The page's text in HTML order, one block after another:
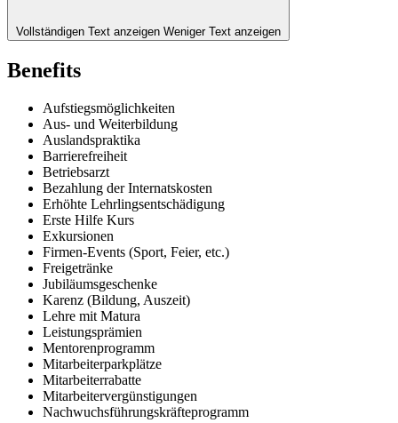
Vollständigen Text anzeigen Weniger Text anzeigen
Benefits
Aufstiegsmöglichkeiten
Aus- und Weiterbildung
Auslandspraktika
Barrierefreiheit
Betriebsarzt
Bezahlung der Internatskosten
Erhöhte Lehrlingsentschädigung
Erste Hilfe Kurs
Exkursionen
Firmen-Events (Sport, Feier, etc.)
Freigetränke
Jubiläumsgeschenke
Karenz (Bildung, Auszeit)
Lehre mit Matura
Leistungsprämien
Mentorenprogramm
Mitarbeiterparkplätze
Mitarbeiterrabatte
Mitarbeitervergünstigungen
Nachwuchsführungskräfteprogramm